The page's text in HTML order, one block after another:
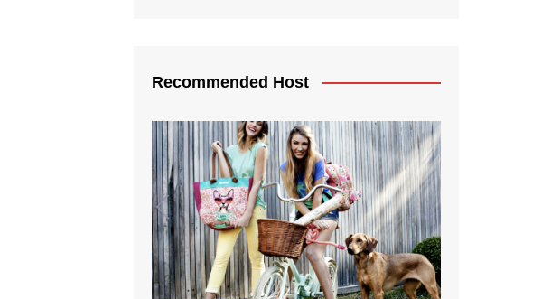
Recommended Host